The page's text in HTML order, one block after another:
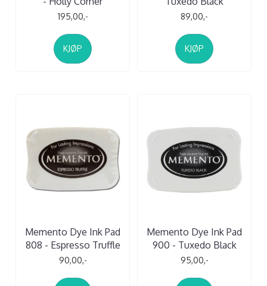
195,00,-
KJØP
89,00,-
KJØP
Memento Dye Ink Pad
808 - Espresso Truffle
90,00,-
Memento Dye Ink Pad
900 - Tuxedo Black
95,00,-